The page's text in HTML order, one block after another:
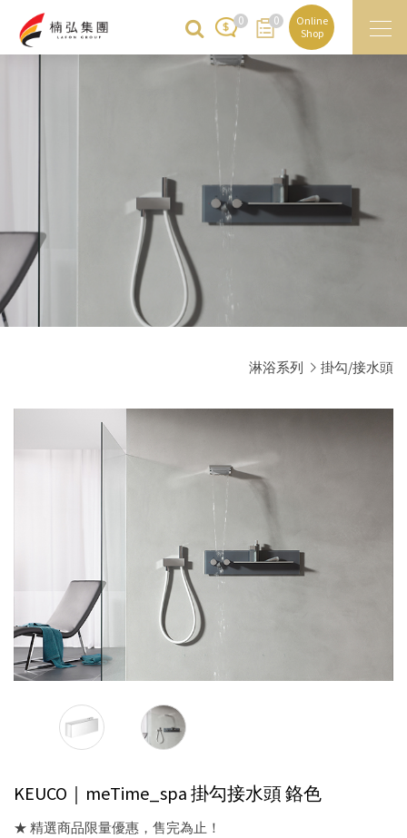
0 0
Online
Shop
淋浴系列 掛勾/接水頭
KEUCO｜meTime_spa 掛勾接水頭鉻色
★ 精選商品限量優惠，售完為止！